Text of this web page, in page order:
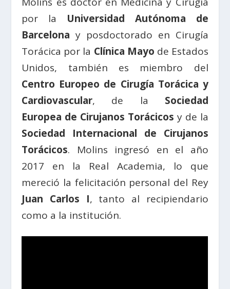
por la Universidad Autónoma de
Barcelona y posdoctorado en Cirugía
Torácica por la Clínica Mayo de Estados
Unidos, también es miembro del
Centro Europeo de Cirugía Torácica y
Cardiovascular, de la Sociedad
Europea de Cirujanos Torácicos y de la
Sociedad Internacional de Cirujanos
Torácicos. Molins ingresó en el año
2017 en la Real Academia, lo que
mereció la felicitación personal del Rey
Juan Carlos I, tanto al recipiendario
como a la institución.